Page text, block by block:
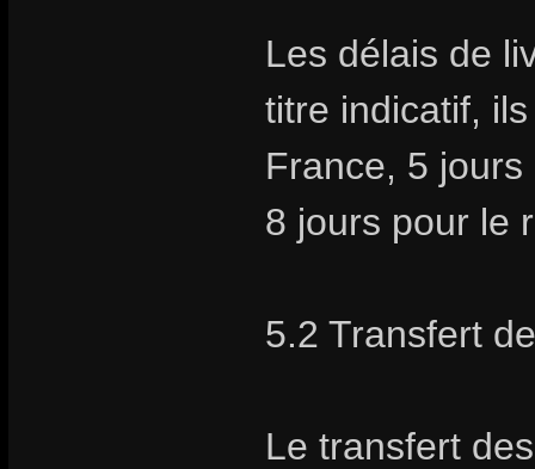
Les délais de
titre indicatif,
France, 5
8 jours pour le
5.2 Transfert
Le transfert